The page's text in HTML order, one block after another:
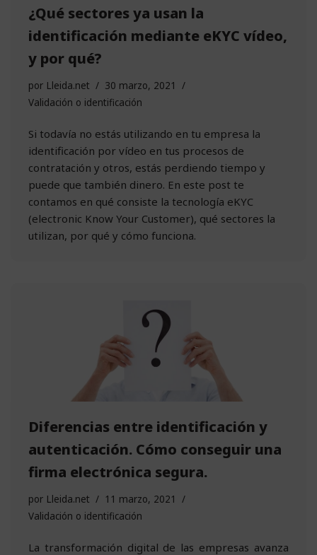
¿Qué sectores ya usan la
identificación mediante eKYC vídeo,
y por qué?
por Lleida.net
30 marzo, 2021
Validación o identificación
Si todavía no estás utilizando en tu empresa la
identificación por vídeo en tus procesos de
contratación y otros, estás perdiendo tiempo y
puede que también dinero. En este post te
contamos en qué consiste la tecnología eKYC
(electronic Know Your Customer), qué sectores la
utilizan, por qué y cómo funciona.
Diferencias entre identificación y
autenticación. Cómo conseguir una
firma electrónica segura.
por Lleida.net
11 marzo, 2021
Validación o identificación
La transformación digital de las empresas avanza